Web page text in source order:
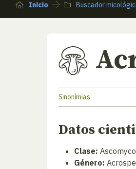
Inicio Buscador
Sinonímias
Datos
Clase:
Género: